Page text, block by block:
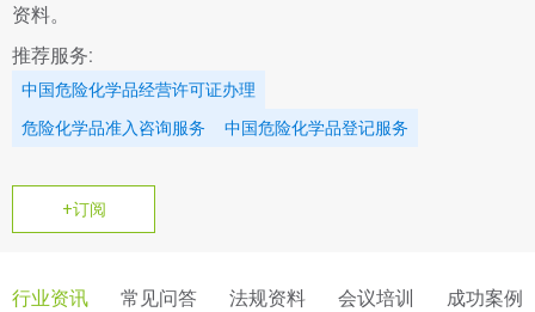
资料。
推荐服务:
中国危险化学品经营许可证办理
危险化学品准入咨询服务
中国危险化学品登记服务
+订阅
行业资讯 常见问答 法规资料 会议培训 成功案例